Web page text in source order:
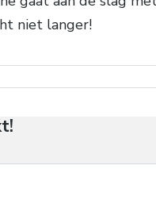
niet langer!